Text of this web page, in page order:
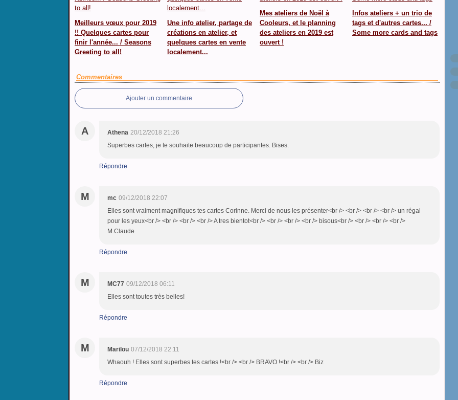
Meilleurs vœux pour 2019
!! Quelques cartes pour
finir l'année... / Seasons
Greeting to all!
Une info atelier, partage de
créations en atelier, et
quelques cartes en vente
localement...
Mes ateliers de Noël à
Cooleurs, et le planning
des ateliers en 2019 est
ouvert !
Infos ateliers + un trio de
tags et d'autres cartes... /
Some more cards and tags
Commentaires
Ajouter un commentaire
A Athena 20/12/2018 21:26
Superbes cartes, je te souhaite beaucoup de participantes. Bises.
Répondre
M mc 09/12/2018 22:07
Elles sont vraiment magnifiques tes cartes Corinne. Merci de nous les présenter<br /> <br /> <br /> <br /> un régal
pour les yeux<br /> <br /> <br /> <br /> A tres bientot<br /> <br /> <br /> <br /> bisous<br /> <br /> <br /> <br />
M.Claude
Répondre
M MC77 09/12/2018 06:11
Elles sont toutes très belles!
Répondre
M Marilou 07/12/2018 22:11
Whaouh ! Elles sont superbes tes cartes !<br /> <br /> BRAVO !<br /> <br /> Biz
Répondre